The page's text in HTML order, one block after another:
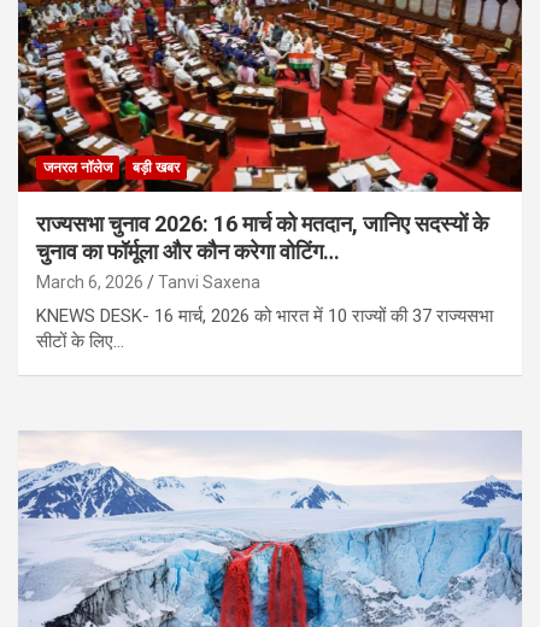
जनरल नॉलेज बड़ी खबर
राज्यसभा चुनाव 2026: 16 मार्च को मतदान, जानिए सदस्यों के
चुनाव का फॉर्मूला और कौन करेगा वोटिंग…
March 6, 2026 Tanvi Saxena
KNEWS DESK- 16 मार्च, 2026 को भारत में 10 राज्यों की 37 राज्यसभा
सीटों के लिए…